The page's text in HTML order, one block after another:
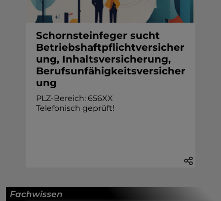
Schornsteinfeger sucht
Betriebshaftpflichtversicher
ung, Inhaltsversicherung,
Berufsunfähigkeitsversicher
ung
PLZ-Bereich: 656XX
Telefonisch geprüft!
Fachwissen